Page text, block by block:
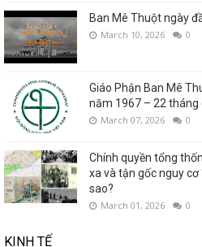
Ban Mê Thuột ngày
March 10, 2026 0
Giáo Phận Ban Mê
năm 1967 – 22 tháng
March 07, 2026 0
Chính quyền tổng
xa và tận gốc nguy cơ
sao?
March 01, 2026 0
KINH TẾ